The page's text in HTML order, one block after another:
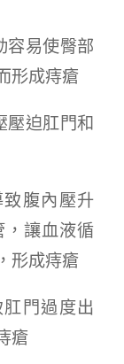
容易使臀部
形成痔瘡
壓迫肛門和
致腹內壓升
，讓血液循
形成痔瘡
肛門過度出
瘡